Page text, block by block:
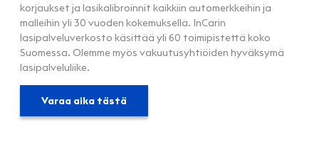
korjaukset ja lasikalibroinnit kaikkiin automerkkeihin ja
malleihin yli 30 vuoden kokemuksella. InCarin
lasipalveluverkosto käsittää yli 60 toimipistettä koko
Suomessa. Olemme myös vakuutusyhtiöiden hyväksymä
lasipalveluliike.
Varaa aika tästä